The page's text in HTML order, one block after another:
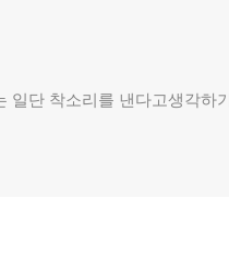
단 착소리를 낸다고생각하